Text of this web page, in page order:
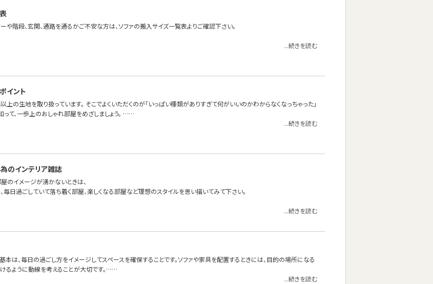
や階段、玄関、通路を通るかご不安な方は、ソファの搬入サイズ一覧表よりご確認下さい。
...続きを読む
イント
上の生地を取り扱っています。 そこでよくいただくのが「いっぱい種類がありすぎて何がいいのかわからなくなっちゃった」
って、一歩上のおしゃれ部屋をめざしましょう。 ……
...続きを読む
のインテリア雑誌
のイメージが湧かないときは、
毎日過ごしていて落ち着く部屋、楽しくなる部屋など理想のスタイルを思い描いてみて下さい。
...続きを読む
本は、毎日の過ごし方をイメージしてスペースを確保することです。ソファや家具を配置するときには、目的の場所になる
るように動線を考えることが大切です。……
...続きを読む